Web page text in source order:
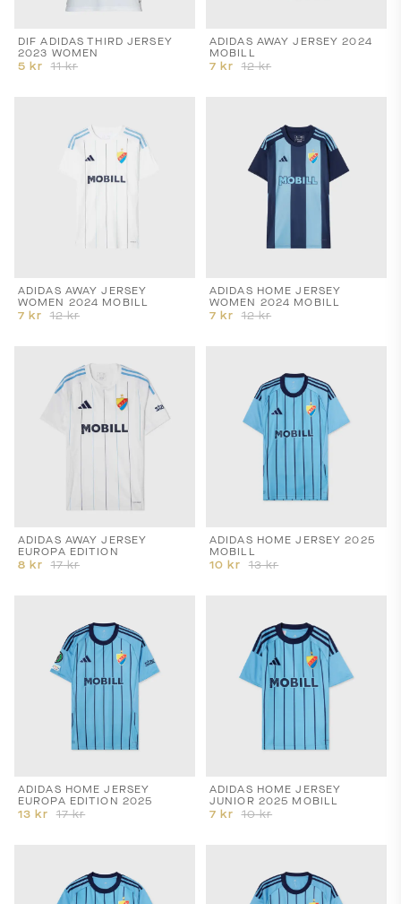
OCH
Laddar...
DIF ADIDAS THIRD JERSEY
2023 WOMEN
5 kr 11kr
ADIDAS AWAY JERSEY 2024
MOBILL
7 kr 12kr
ADIDAS AWAY JERSEY
WOMEN 2024 MOBILL
7 kr 12kr
ADIDAS HOME JERSEY
WOMEN 2024 MOBILL
7 kr 12kr
ADIDAS AWAY JERSEY
EUROPA EDITION
8 kr 17kr
ADIDAS HOME JERSEY 2025
MOBILL
10 kr 13kr
ADIDAS HOME JERSEY
EUROPA EDITION 2025
13 kr 17kr
ADIDAS HOME JERSEY
JUNIOR 2025 MOBILL
7 kr 10kr